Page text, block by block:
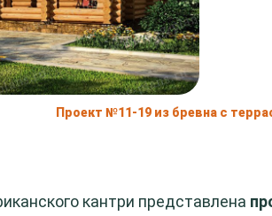
Проект №11-19 из бревна с
кантри представлена